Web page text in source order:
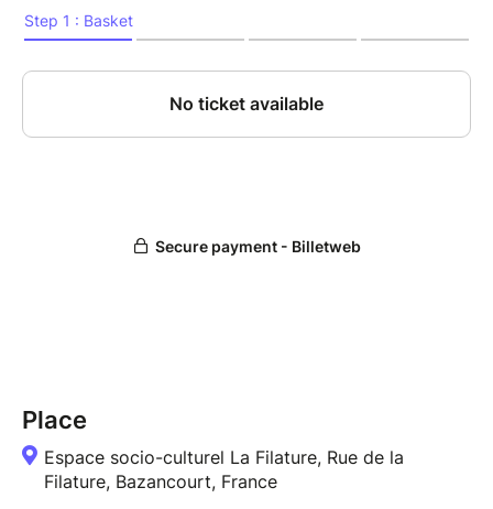
Place
Espace socio-culturel La Filature, Rue de la
Filature, Bazancourt, France